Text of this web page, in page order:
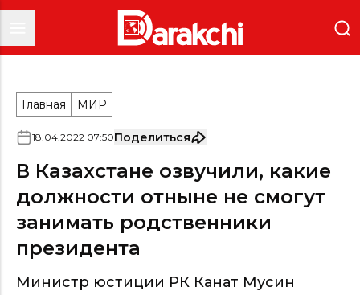
Главная МИР
18.04.2022 07:50Поделиться
В Казахстане озвучили, какие
должности отныне не смогут
занимать родственники
президента
Министр юстиции РК Канат Мусин